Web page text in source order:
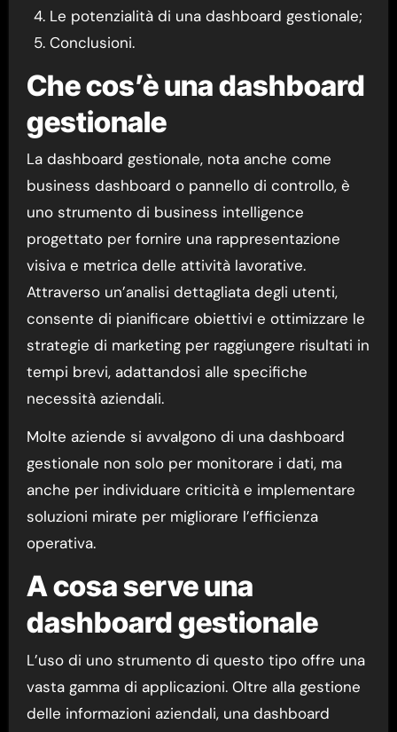
Le potenzialità di una dashboard gestionale;
Conclusioni.
Che cos’è una dashboard
gestionale
La dashboard gestionale, nota anche come
business dashboard o pannello di controllo, è
uno strumento di business intelligence
progettato per fornire una rappresentazione
visiva e metrica delle attività lavorative.
Attraverso un’analisi dettagliata degli utenti,
consente di pianificare obiettivi e ottimizzare le
strategie di marketing per raggiungere risultati in
tempi brevi, adattandosi alle specifiche
necessità aziendali.
Molte aziende si avvalgono di una dashboard
gestionale non solo per monitorare i dati, ma
anche per individuare criticità e implementare
soluzioni mirate per migliorare l’efficienza
operativa.
A cosa serve una
dashboard gestionale
L’uso di uno strumento di questo tipo offre una
vasta gamma di applicazioni. Oltre alla gestione
delle informazioni aziendali, una dashboard